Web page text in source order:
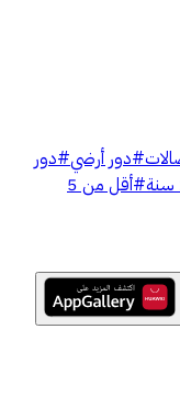
#دور أرضي#دور
#
أقل من 5